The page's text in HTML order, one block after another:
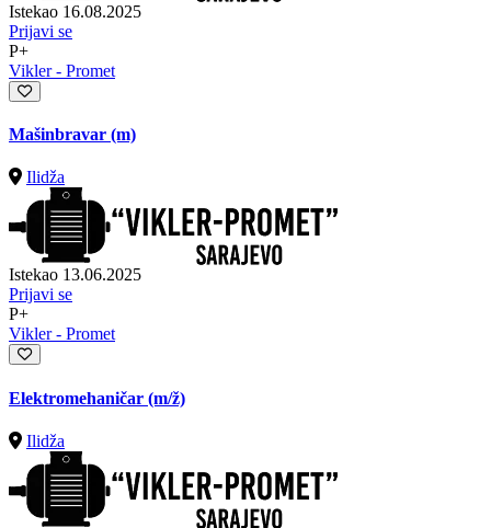
Istekao 16.08.2025
Prijavi se
P+
Vikler - Promet
Mašinbravar (m)
Ilidža
Istekao 13.06.2025
Prijavi se
P+
Vikler - Promet
Elektromehaničar (m/ž)
Ilidža